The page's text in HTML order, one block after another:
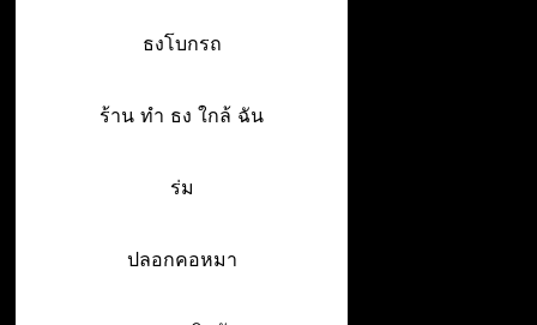
ธงโบกรถ
ร้าน ทํา ธง ใกล้ ฉัน
ร่ม
ปลอกคอหมา